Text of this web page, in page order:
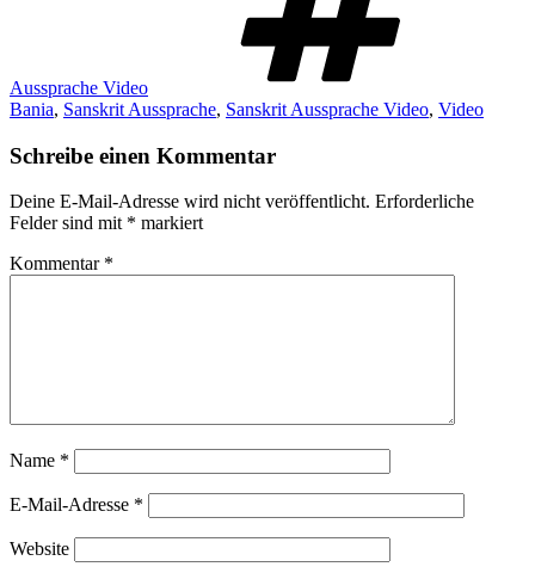
Aussprache Video
Bania, Sanskrit Aussprache, Sanskrit Aussprache Video, Video
Schreibe einen Kommentar
Deine E-Mail-Adresse wird nicht veröffentlicht. Erforderliche
Felder sind mit * markiert
Kommentar *
Name *
E-Mail-Adresse *
Website